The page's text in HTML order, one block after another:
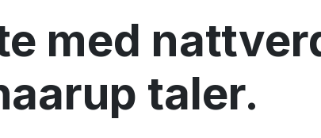
med
taler.